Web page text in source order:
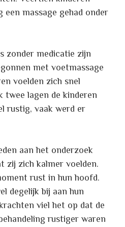
een massage gehad onder
zonder medicatie zijn
met voetmassage
voelden zich snel
twee lagen de kinderen
rustig, vaak werd er
aan het onderzoek
zij zich kalmer voelden.
rust in hun hoofd.
degelijk bij aan hun
viel het op dat de
rustiger waren